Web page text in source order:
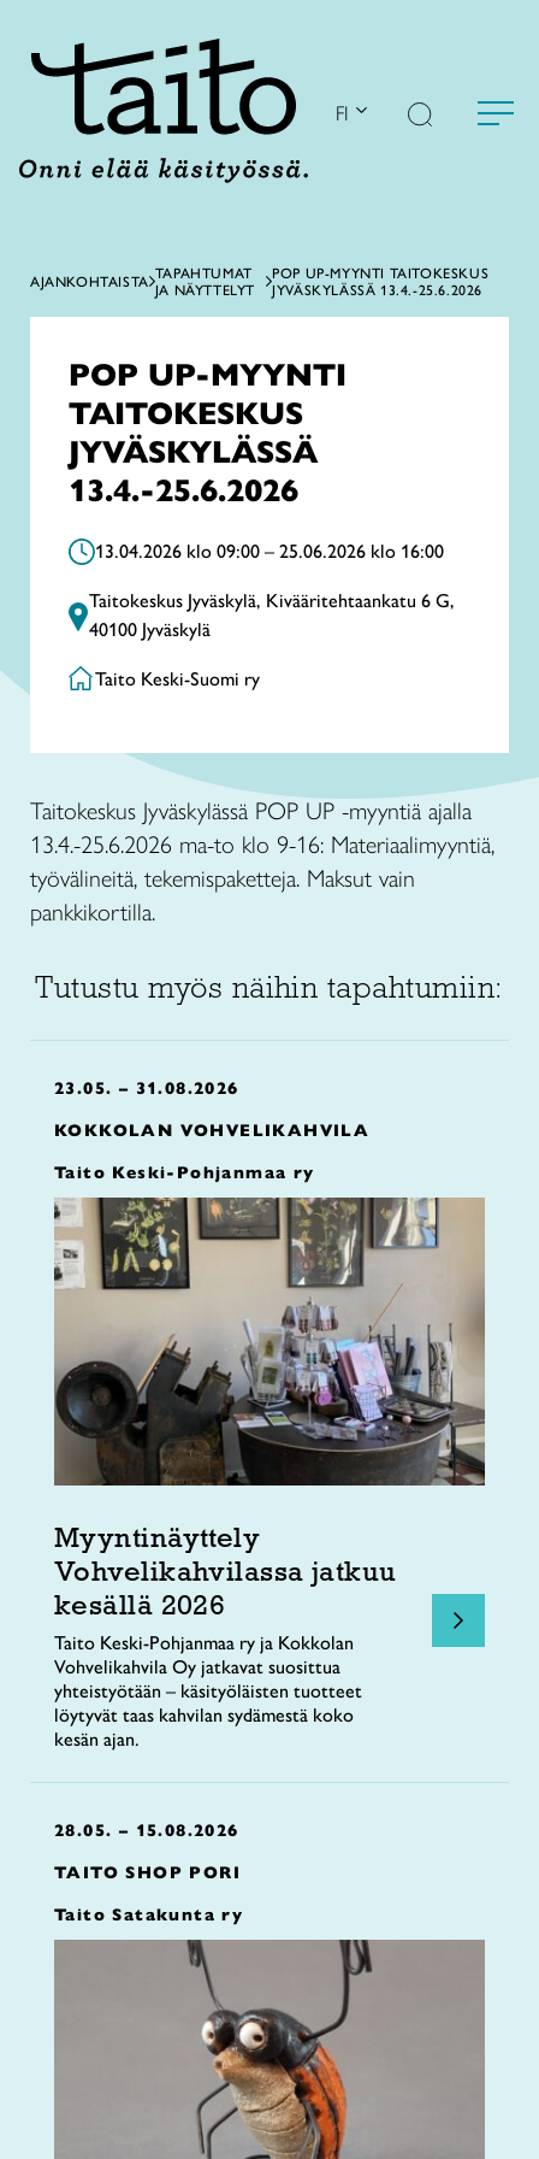
FI
AJANKOHTAISTA TAPAHTUMAT
JA NÄYTTELYT
POP UP-MYYNTI TAITOKESKUS
JYVÄSKYLÄSSÄ 13.4.-25.6.2026
POP UP-MYYNTI
TAITOKESKUS
JYVÄSKYLÄSSÄ
13.4.-25.6.2026
13.04.2026 klo 09:00 – 25.06.2026 klo 16:00
Taitokeskus Jyväskylä, Kivääritehtaankatu 6 G,
40100 Jyväskylä
Taito Keski-Suomi ry
Taitokeskus Jyväskylässä POP UP -myyntiä ajalla
13.4.-25.6.2026 ma-to klo 9-16: Materiaalimyyntiä,
työvälineitä, tekemispaketteja. Maksut vain
pankkikortilla.
Tutustu myös näihin tapahtumiin:
23.05. – 31.08.2026
KOKKOLAN VOHVELIKAHVILA
Taito Keski-Pohjanmaa ry
Myyntinäyttely
Vohvelikahvilassa jatkuu
kesällä 2026
Taito Keski-Pohjanmaa ry ja Kokkolan
Vohvelikahvila Oy jatkavat suosittua
yhteistyötään – käsityöläisten tuotteet
löytyvät taas kahvilan sydämestä koko
kesän ajan.
28.05. – 15.08.2026
TAITO SHOP PORI
Taito Satakunta ry